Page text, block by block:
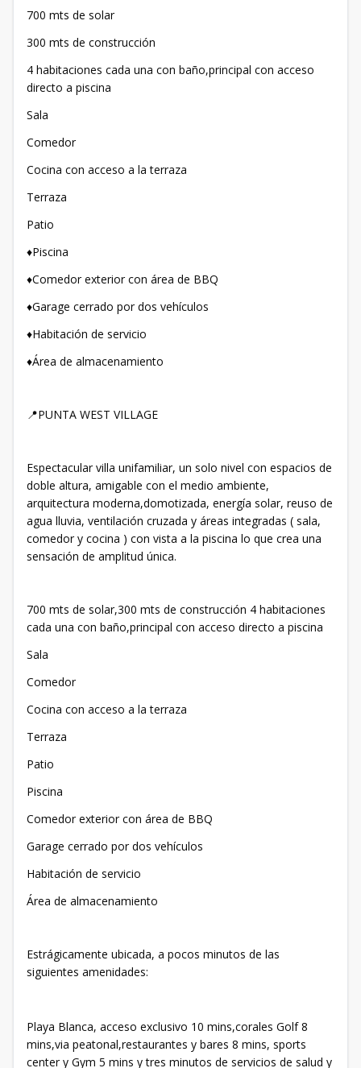
700 mts de solar
300 mts de construcción
4 habitaciones cada una con baño,principal con acceso
directo a piscina
Sala
Comedor
Cocina con acceso a la terraza
Terraza
Patio
♦️Piscina
♦️Comedor exterior con área de BBQ
♦️Garage cerrado por dos vehículos
♦️Habitación de servicio
♦️Área de almacenamiento
📍PUNTA WEST VILLAGE
Espectacular villa unifamiliar, un solo nivel con espacios de
doble altura, amigable con el medio ambiente,
arquitectura moderna,domotizada, energía solar, reuso de
agua lluvia, ventilación cruzada y áreas integradas ( sala,
comedor y cocina ) con vista a la piscina lo que crea una
sensación de amplitud única.
700 mts de solar,300 mts de construcción 4 habitaciones
cada una con baño,principal con acceso directo a piscina
Sala
Comedor
Cocina con acceso a la terraza
Terraza
Patio
Piscina
Comedor exterior con área de BBQ
Garage cerrado por dos vehículos
Habitación de servicio
Área de almacenamiento
Estrágicamente ubicada, a pocos minutos de las
siguientes amenidades:
Playa Blanca, acceso exclusivo 10 mins,corales Golf 8
mins,via peatonal,restaurantes y bares 8 mins, sports
center y Gym 5 mins y tres minutos de servicios de salud y